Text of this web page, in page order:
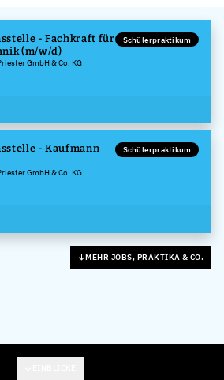
- Fachkraft für
(m/w/d)
GmbH & Co. KG
Schülerpraktikum
- Kaufmann
GmbH & Co. KG
Schülerpraktikum
MEHR JOBS, PRAKTIKA & CO.